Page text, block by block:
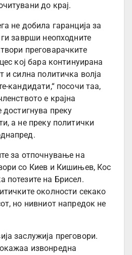
до крај.
не добила гаранција за
заврши неопходните
преговарачките
кој бара континуирана
и силна политичка волја
кандидати,“ посочи таа,
е крајна
достигнува преку
а не преку политички
за отпочнување на
со Киев и Кишињев, Кос
потезите на Брисел.
околности секако
но нивниот напредок не
заслужија преговори.
извонредна